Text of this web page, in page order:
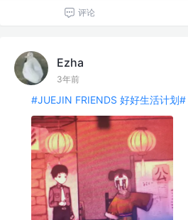
评论
Ezha
3年前
#JUEJIN FRIENDS 好好生活计划#